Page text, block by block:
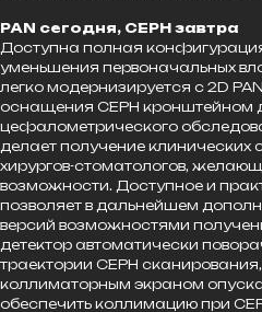
PAN сегодня, CEPH завтра
Доступна полная
уменьшения первоначальных
легко модернизируется с 2D
оснащения CEPH кронштейном
цефалометрического
делает получение
хирургов-стоматологов,
возможности. Доступное и
позволяет в дальнейшем
версий возможностями
детектор автоматически
траектории CEPH
коллиматорным экраном
обеспечить коллимацию при